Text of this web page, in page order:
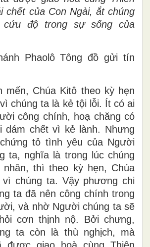
chết của Con Ngài, ắt chúng
độ trong sự sống của
Phaolô Tông đồ gửi tín
mến, Chúa Kitô theo kỳ hẹn
chúng ta là kẻ tội lỗi. Ít có ai
công chính, hoạ chăng có
dám chết vì kẻ lành. Nhưng
tỏ tình yêu của Người
ta, nghĩa là trong lúc chúng
thì theo kỳ hẹn, Chúa
vì chúng ta. Vậy phương chi
ta đã nên công chính trong
và nhờ Người chúng ta sẽ
cơn thịnh nộ. Bởi chưng,
ta còn là thù nghịch, mà
được giao hoà cùng Thiên